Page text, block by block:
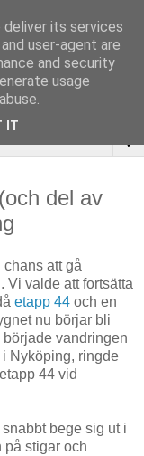
▼
del av
att gå
. Vi valde att fortsätta
etapp 44 och en
nu börjar bli
började vandringen
Nyköping, ringde
44 vid
bege sig ut i
på stigar och
its services
user-agent are
and security
usage
IT